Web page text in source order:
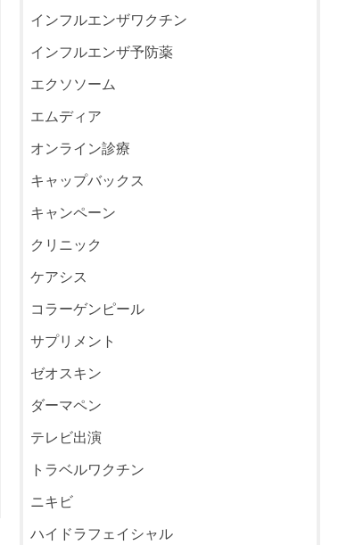
インフルエンザワクチン
インフルエンザ予防薬
エクソソーム
エムディア
オンライン診療
キャップバックス
キャンペーン
クリニック
ケアシス
コラーゲンピール
サプリメント
ゼオスキン
ダーマペン
テレビ出演
トラベルワクチン
ニキビ
ハイドラフェイシャル